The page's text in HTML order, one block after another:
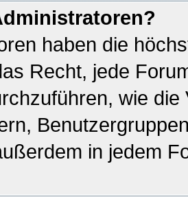
haben die
Recht, jede
wie
in jedem